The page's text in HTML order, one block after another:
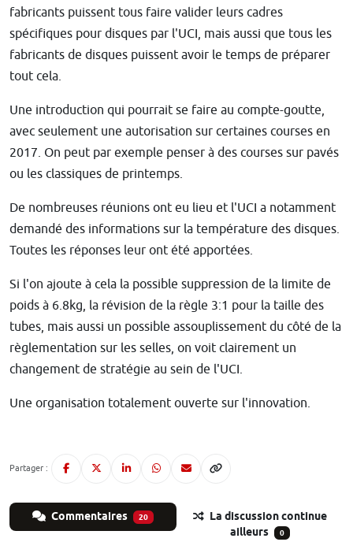
fabricants puissent tous faire valider leurs cadres
spécifiques pour disques par l'UCI, mais aussi que tous les
fabricants de disques puissent avoir le temps de préparer
tout cela.
Une introduction qui pourrait se faire au compte-goutte,
avec seulement une autorisation sur certaines courses en
2017. On peut par exemple penser à des courses sur pavés
ou les classiques de printemps.
De nombreuses réunions ont eu lieu et l'UCI a notamment
demandé des informations sur la température des disques.
Toutes les réponses leur ont été apportées.
Si l'on ajoute à cela la possible suppression de la limite de
poids à 6.8kg, la révision de la règle 3:1 pour la taille des
tubes, mais aussi un possible assouplissement du côté de la
règlementation sur les selles, on voit clairement un
changement de stratégie au sein de l'UCI.
Une organisation totalement ouverte sur l'innovation.
Partager :
Commentaires 20
La discussion continue
ailleurs
0